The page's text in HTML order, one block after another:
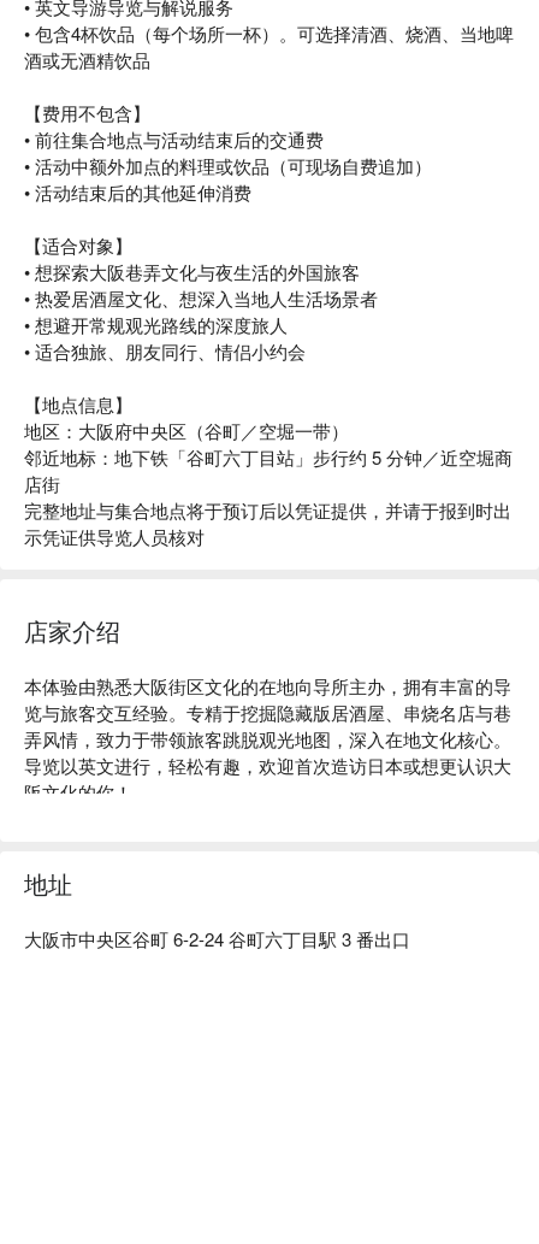
• 英文导游导览与解说服务
• 包含4杯饮品（每个场所一杯）。可选择清酒、烧酒、当地啤
酒或无酒精饮品
【费用不包含】
• 前往集合地点与活动结束后的交通费
• 活动中额外加点的料理或饮品（可现场自费追加）
• 活动结束后的其他延伸消费
【适合对象】
• 想探索大阪巷弄文化与夜生活的外国旅客
• 热爱居酒屋文化、想深入当地人生活场景者
• 想避开常规观光路线的深度旅人
• 适合独旅、朋友同行、情侣小约会
【地点信息】
地区：大阪府中央区（谷町／空堀一带）
邻近地标：地下铁「谷町六丁目站」步行约 5 分钟／近空堀商
店街
完整地址与集合地点将于预订后以凭证提供，并请于报到时出
示凭证供导览人员核对
店家介绍
本体验由熟悉大阪街区文化的在地向导所主办，拥有丰富的导
览与旅客交互经验。专精于挖掘隐藏版居酒屋、串烧名店与巷
弄风情，致力于带领旅客跳脱观光地图，深入在地文化核心。
导览以英文进行，轻松有趣，欢迎首次造访日本或想更认识大
阪文化的你！
地址
大阪市中央区谷町 6-2-24 谷町六丁目駅 3 番出口